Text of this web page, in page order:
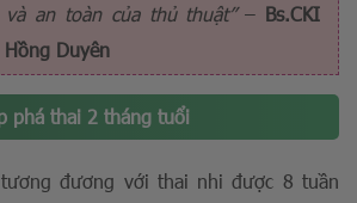
an toàn của thủ thuật”– Bs.CKI
Duyên
phá thai 2 tháng tuổi
đương với thai nhi được 8 tuần